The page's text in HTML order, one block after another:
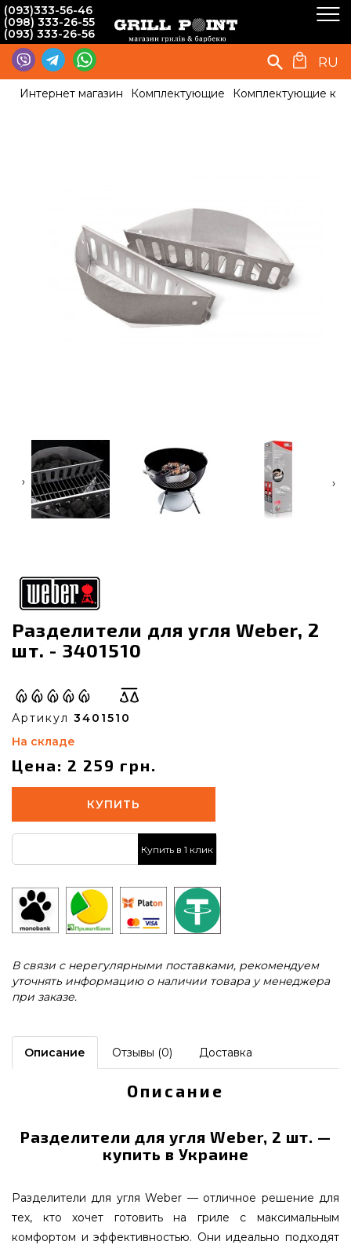
(093)333-56-46
(098) 333-26-55
(093) 333-26-56
RU
Интернет магазин Комплектующие Комплектующие к
‹ ›
Разделители для угля Weber, 2
шт. - 3401510
Артикул 3401510
На складе
Цена: 2 259 грн.
КУПИТЬ
Купить в 1 клик
В связи с нерегулярными поставками, рекомендуем
уточнять информацию о наличии товара у менеджера
при заказе.
Описание Отзывы (0) Доставка
Описание
Разделители для угля Weber, 2 шт. —
купить в Украине
Разделители для угля Weber — отличное решение для
тех, кто хочет готовить на гриле с максимальным
комфортом и эффективностью. Они идеально подходят